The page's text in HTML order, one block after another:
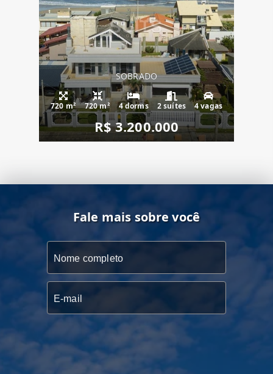
SOBRADO
720 m² 720 m² 4 dorms 2 suítes 4 vagas
R$ 3.200.000
Fale mais sobre você